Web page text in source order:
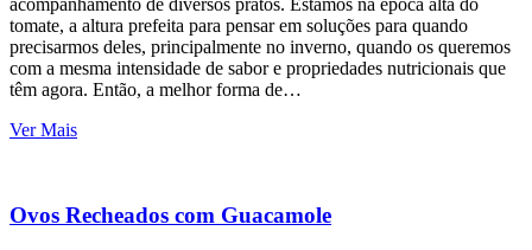
tomate, a altura prefeita para pensar em soluções para quando
precisarmos deles, principalmente no inverno, quando os queremos
com a mesma intensidade de sabor e propriedades nutricionais que
têm agora. Então, a melhor forma de…
Ver Mais
Ovos Recheados com Guacamole